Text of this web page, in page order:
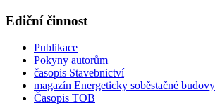
Ediční činnost
Publikace
Pokyny autorům
časopis Stavebnictví
magazín Energeticky soběstačné budovy
Časopis TOB